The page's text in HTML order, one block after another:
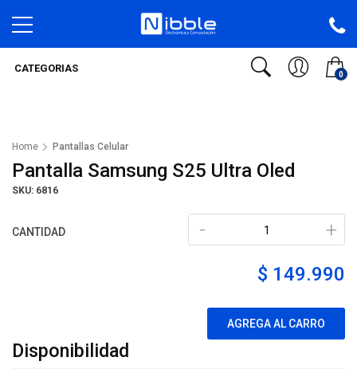
0
CATEGORIAS
Home Pantallas Celular
Pantalla Samsung S25 Ultra Oled
SKU: 6816
CANTIDAD +
-
$ 149.990
AGREGA AL CARRO
Disponibilidad